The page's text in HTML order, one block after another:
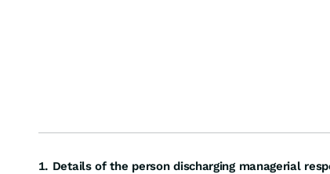
1. Details of the person discharging managerial